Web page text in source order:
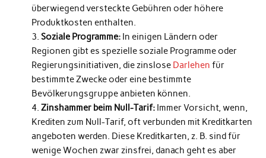
überwiegend versteckte Gebühren oder höhere
Produktkosten enthalten.
Soziale Programme: In einigen Ländern oder
Regionen gibt es spezielle soziale Programme oder
Regierungsinitiativen, die zinslose Darlehen für
bestimmte Zwecke oder eine bestimmte
Bevölkerungsgruppe anbieten können.
Zinshammer beim Null-Tarif: Immer Vorsicht, wenn,
Krediten zum Null-Tarif, oft verbunden mit Kreditkarten
angeboten werden. Diese Kreditkarten, z. B. sind für
wenige Wochen zwar zinsfrei, danach geht es aber